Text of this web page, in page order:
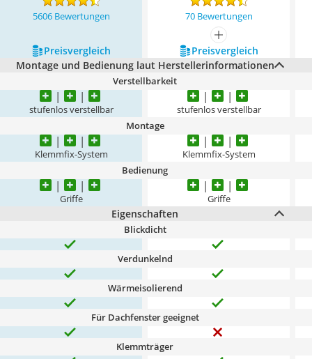
5606 Bewertungen 70 Bewertungen
mehr anzeigen
Preis­vergleich
Preis­vergleich
Montage und Bedienung laut Herstellerinformationen
Verstellbarkeit
stufenlos verstellbar stufenlos verstellbar
Montage
Klemmfix-System Klemmfix-System
Bedienung
Griffe Griffe
Eigenschaften
Blickdicht
Verdunkelnd
Wärmeisolierend
Für Dachfenster geeignet
Klemmträger